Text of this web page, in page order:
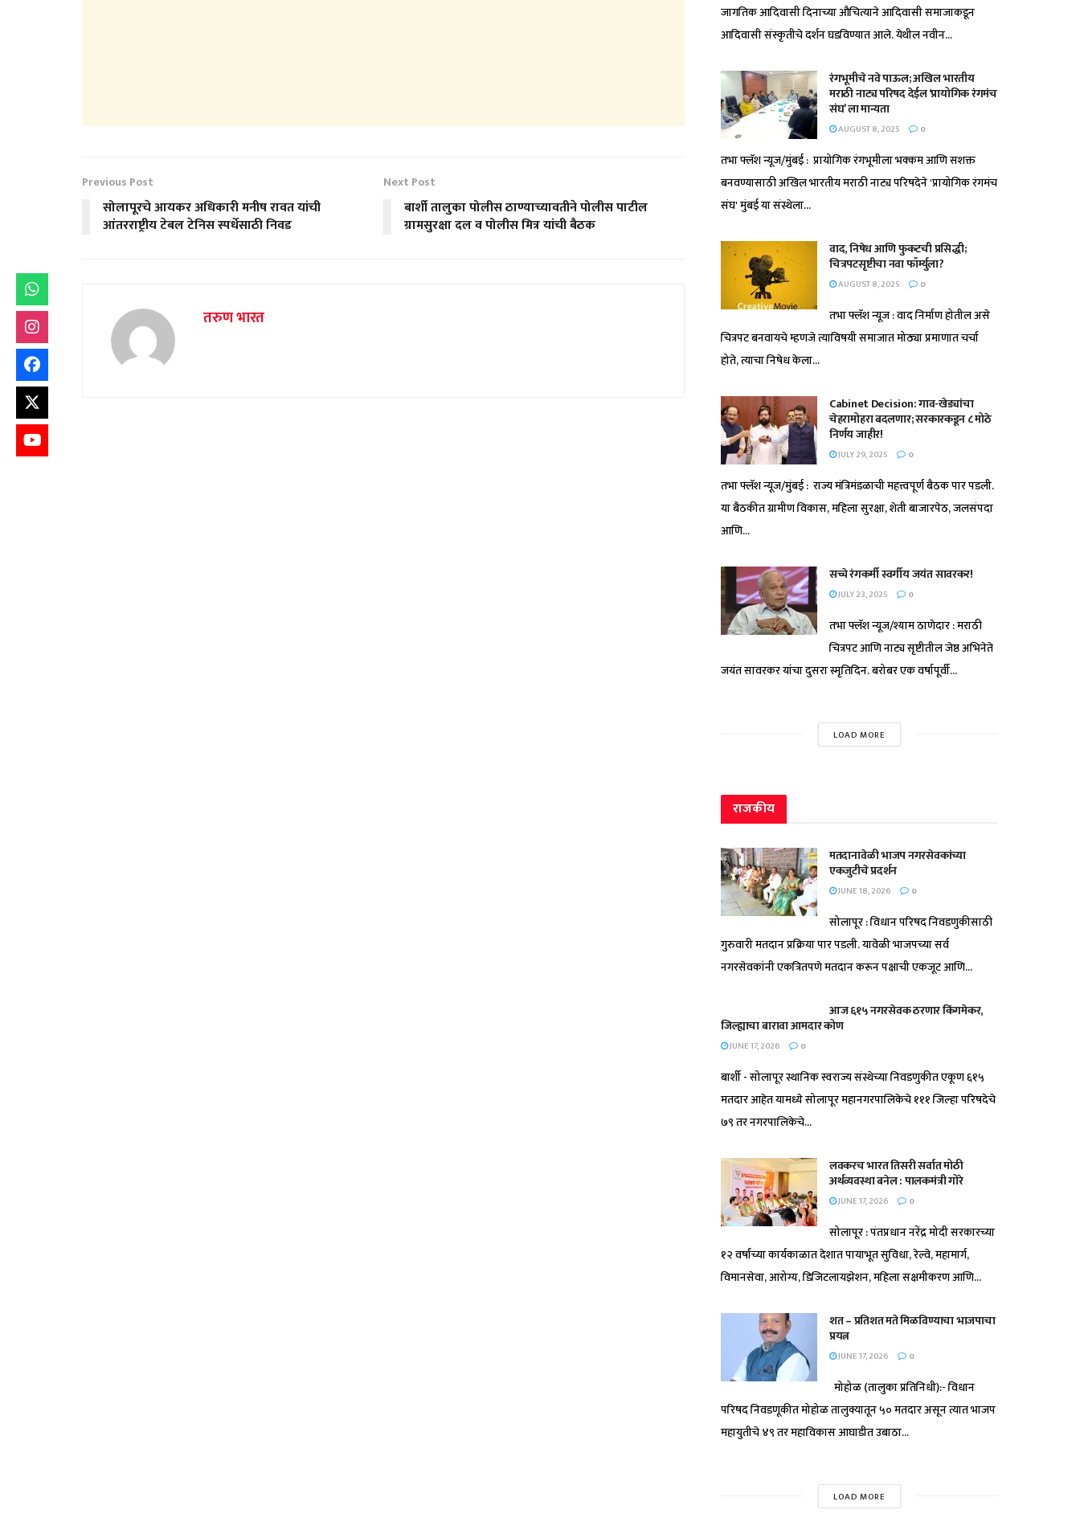
Previous Post
सोलापूरचे आयकर अधिकारी मनीष रावत यांची
आंतरराष्ट्रीय टेबल टेनिस स्पर्धेसाठी निवड
Next Post
बार्शी तालुका पोलीस ठाण्याच्यावतीने पोलीस पाटील
ग्रामसुरक्षा दल व पोलीस मित्र यांची बैठक
तरुण भारत
जागतिक आदिवासी दिनाच्या औचित्याने आदिवासी समाजाकडून
आदिवासी संस्कृतीचे दर्शन घडविण्यात आले. येथील नवीन...
रंगभूमीचे नवे पाऊल; अखिल भारतीय
मराठी नाट्य परिषद देईल ‘प्रायोगिक रंगमंच
संघ’ ला मान्यता
AUGUST 8, 2025 0
तभा फ्लॅश न्यूज/मुंबई : प्रायोगिक रंगभूमीला भक्कम आणि सशक्त
बनवण्यासाठी अखिल भारतीय मराठी नाट्य परिषदेने 'प्रायोगिक रंगमंच
संघ' मुंबई या संस्थेला...
वाद, निषेध आणि फुकटची प्रसिद्धी;
चित्रपटसृष्टीचा नवा फॉर्म्युला?
AUGUST 8, 2025 0
तभा फ्लॅश न्यूज : वाद निर्माण होतील असे
चित्रपट बनवायचे म्हणजे त्याविषयी समाजात मोठ्या प्रमाणात चर्चा
होते, त्याचा निषेध केला...
Cabinet Decision: गाव-खेड्यांचा
चेहरामोहरा बदलणार; सरकारकडून ८ मोठे
निर्णय जाहीर!
JULY 29, 2025 0
तभा फ्लॅश न्यूज/मुंबई : राज्य मंत्रिमंडळाची महत्त्वपूर्ण बैठक पार पडली.
या बैठकीत ग्रामीण विकास, महिला सुरक्षा, शेती बाजारपेठ, जलसंपदा
आणि...
सच्चे रंगकर्मी स्वर्गीय जयंत सावरकर!
JULY 23, 2025 0
तभा फ्लॅश न्यूज/श्याम ठाणेदार : मराठी
चित्रपट आणि नाट्य सृष्टीतील जेष्ठ अभिनेते
जयंत सावरकर यांचा दुसरा स्मृतिदिन. बरोबर एक वर्षापूर्वी...
LOAD MORE
राजकीय
मतदानावेळी भाजप नगरसेवकांच्या
एकजुटीचे प्रदर्शन
JUNE 18, 2026 0
सोलापूर : विधान परिषद निवडणुकीसाठी
गुरुवारी मतदान प्रक्रिया पार पडली. यावेळी भाजपच्या सर्व
नगरसेवकांनी एकत्रितपणे मतदान करून पक्षाची एकजूट आणि...
आज ६१५ नगरसेवक ठरणार किंगमेकर,
जिल्ह्याचा बारावा आमदार कोण
JUNE 17, 2026 0
बार्शी - सोलापूर स्थानिक स्वराज्य संस्थेच्या निवडणुकीत एकूण ६१५
मतदार आहेत यामध्ये सोलापूर महानगरपालिकेचे १११ जिल्हा परिषदेचे
७९ तर नगरपालिकेचे...
लवकरच भारत तिसरी सर्वात मोठी
अर्थव्यवस्था बनेल : पालकमंत्री गोरे
JUNE 17, 2026 0
सोलापूर : पंतप्रधान नरेंद्र मोदी सरकारच्या
१२ वर्षांच्या कार्यकाळात देशात पायाभूत सुविधा, रेल्वे, महामार्ग,
विमानसेवा, आरोग्य, डिजिटलायझेशन, महिला सक्षमीकरण आणि...
शत – प्रतिशत मते मिळविण्याचा भाजपाचा
प्रयत्न
JUNE 17, 2026 0
मोहोळ (तालुका प्रतिनिधी):- विधान
परिषद निवडणूकीत मोहोळ तालुक्यातून ५० मतदार असून त्यात भाजप
महायुतीचे ४९ तर महाविकास आघाडीत उबाठा...
LOAD MORE